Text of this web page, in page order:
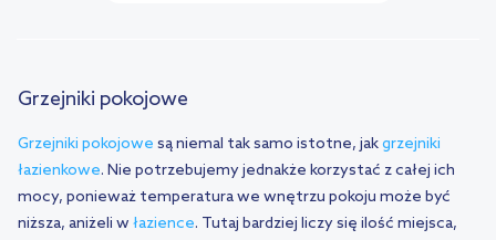
Grzejniki pokojowe
Grzejniki pokojowe są niemal tak samo istotne, jakgrzejniki
łazienkowe. Nie potrzebujemy jednakże korzystać z całej ich
mocy, ponieważ temperatura we wnętrzu pokoju może być
niższa, aniżeli w łazience. Tutaj bardziej liczy się ilość miejsca,